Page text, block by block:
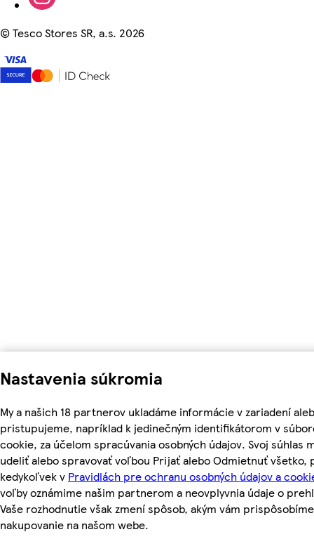
Nastavenia súkromia
My a našich 18 partnerov ukladáme informácie v zariadení
pristupujeme, napríklad k jedinečným identifikátorom v
cookie, za účelom spracúvania osobných údajov. Svoj súhlas
udeliť alebo spravovať voľbou Prijať alebo Odmietnuť všetko,
kedykoľvek v Pravidlách pre ochranu osobných údajov a
voľby oznámime našim partnerom a neovplyvnia údaje o
Vaše rozhodnutie však zmení spôsob, akým vám prispôsobíme
nakupovanie na našom webe.
©Tesco Stores SR, a.s. 2026